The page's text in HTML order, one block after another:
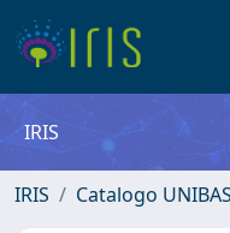
IRIS
IRIS Catalogo UNIBAS